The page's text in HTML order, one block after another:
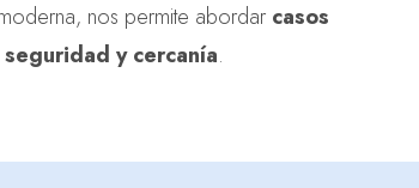
nos permite abordar casos
y cercanía.